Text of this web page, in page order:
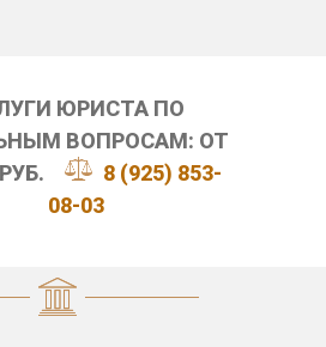
ЮРИСТА ПО
ВОПРОСАМ: ОТ
8 (925) 853-
08-03